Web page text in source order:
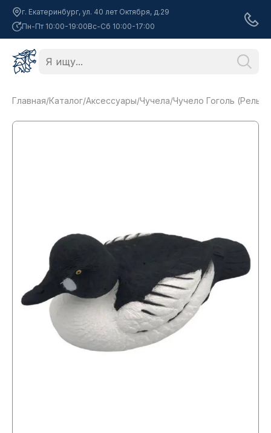
г. Екатеринбург, ул. 40 лет Октября, д.29
Пн-Пт 10:00-19:00Вс-Сб 10:00-17:00
Главная/Каталог/Аксессуары/Чучела/Чучело Гоголь